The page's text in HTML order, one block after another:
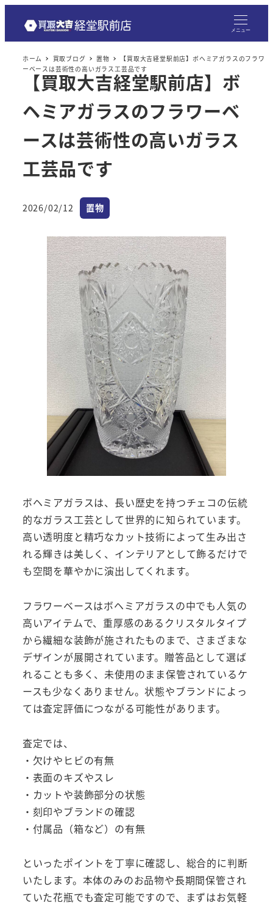
メニュー
ホーム 買取ブログ 置物
【買取大吉経堂駅前店】ボヘミアガラスのフラワ
ーベースは芸術性の高いガラス工芸品です
【買取大吉経堂駅前店】ボ
ヘミアガラスのフラワーベ
ースは芸術性の高いガラス
工芸品です
投稿日
2026/02/12 カテゴリー
置物
ボヘミアガラスは、長い歴史を持つチェコの伝統
的なガラス工芸として世界的に知られています。
高い透明度と精巧なカット技術によって生み出さ
れる輝きは美しく、インテリアとして飾るだけで
も空間を華やかに演出してくれます。
フラワーベースはボヘミアガラスの中でも人気の
高いアイテムで、重厚感のあるクリスタルタイプ
から繊細な装飾が施されたものまで、さまざまな
デザインが展開されています。贈答品として選ば
れることも多く、未使用のまま保管されているケ
ースも少なくありません。状態やブランドによっ
ては査定評価につながる可能性があります。
査定では、
・欠けやヒビの有無
・表面のキズやスレ
・カットや装飾部分の状態
・刻印やブランドの確認
・付属品（箱など）の有無
といったポイントを丁寧に確認し、総合的に判断
いたします。本体のみのお品物や長期間保管され
ていた花瓶でも査定可能ですので、まずはお気軽